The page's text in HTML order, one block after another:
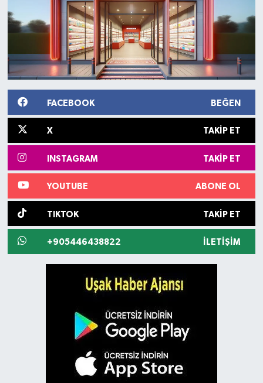
FACEBOOK BEĞEN
X TAKIP ET
INSTAGRAM TAKIP ET
YOUTUBE ABONE OL
TIKTOK TAKIP ET
+905446438822 İLETIŞIM